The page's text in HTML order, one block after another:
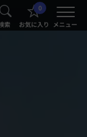
索
0
お気に入り メニュー
®